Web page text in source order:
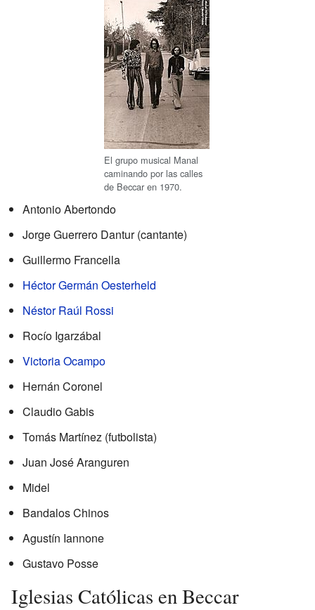
El grupo musical Manal
caminando por las calles
de Beccar en 1970.
Antonio Abertondo
Jorge Guerrero Dantur (cantante)
Guillermo Francella
Héctor Germán Oesterheld
Néstor Raúl Rossi
Rocío Igarzábal
Victoria Ocampo
Hernán Coronel
Claudio Gabis
Tomás Martínez (futbolista)
Juan José Aranguren
Midel
Bandalos Chinos
Agustín Iannone
Gustavo Posse
Iglesias Católicas en Beccar